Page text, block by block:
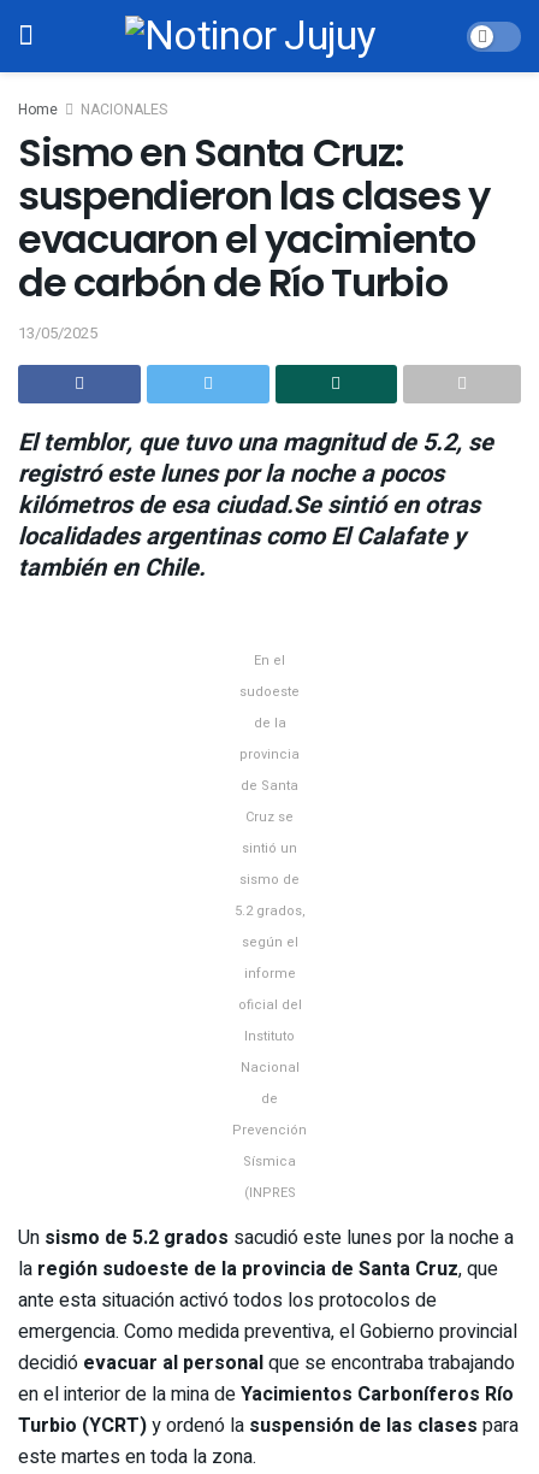
Home NACIONALES
Sismo en Santa Cruz:
suspendieron las clases y
evacuaron el yacimiento
de carbón de Río Turbio
13/05/2025
El temblor, que tuvo una magnitud de 5.2, se
registró este lunes por la noche a pocos
kilómetros de esa ciudad.Se sintió en otras
localidades argentinas como El Calafate y
también en Chile.
En el
sudoeste
de la
provincia
de Santa
Cruz se
sintió un
sismo de
5.2 grados,
según el
informe
oficial del
Instituto
Nacional
de
Prevención
Sísmica
(INPRES
Un sismo de 5.2 grados sacudió este lunes por la noche a
la región sudoeste de la provincia de Santa Cruz, que
ante esta situación activó todos los protocolos de
emergencia. Como medida preventiva, el Gobierno provincial
decidió evacuar al personalque se encontraba trabajando
en el interior de la mina deYacimientos Carboníferos Río
Turbio (YCRT)y ordenó la suspensión de las clases para
este martes en toda la zona.